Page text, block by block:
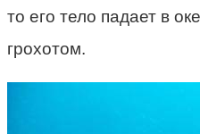
то его тело падает в
грохотом.